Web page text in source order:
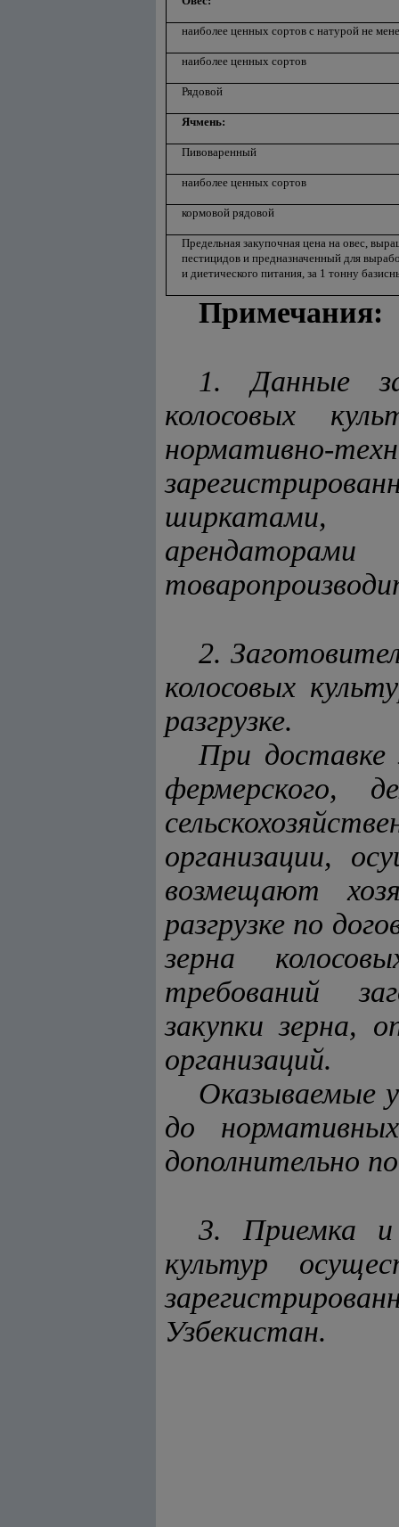
наиболее ценных сортов с натурой не
наиболее ценных сортов
Рядовой
Ячмень:
Пивоваренный
наиболее ценных сортов
кормовой рядовой
Предельная закупочная цена на овес,
пестицидов и предназначенный для
и диетического питания, за 1 тонну
Примечания:
1. Данные
колосовых
нормативно-
ширкатами,
2.
колосовых
разгрузке.
При доставке
фермерского,
организации,
возмещают
разгрузке по
зерна
требований
закупки зерна,
организаций.
Оказываемые
до
дополнительно
3. Приемка и
культур
Узбекистан.